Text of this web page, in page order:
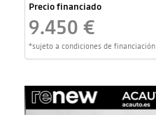
Precio financiado
9.450 €
*sujeto a condiciones de financiación